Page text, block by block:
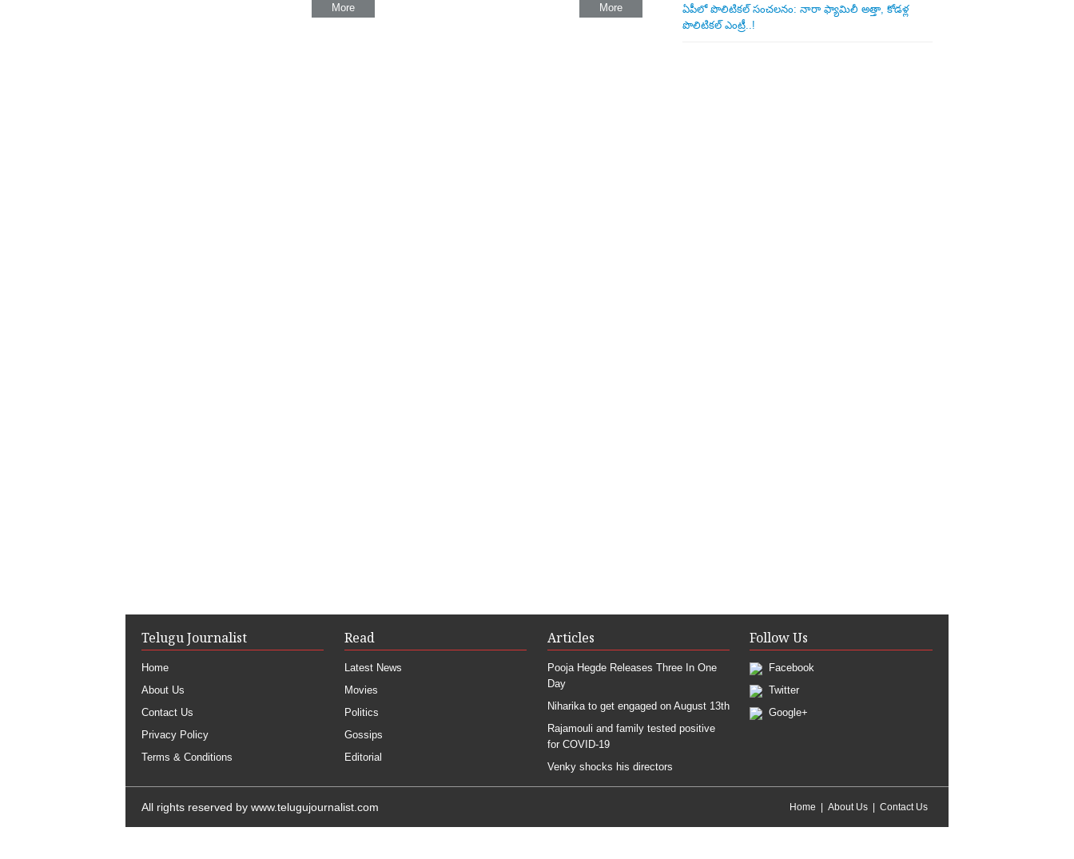
More More
ఏపీలో పొలిటిక‌ల్ సంచ‌ల‌నం: నారా ఫ్యామిలీ అత్తా, కోడ‌ళ్ల
పొలిటికల్ ఎంట్రీ..!
Telugu Journalist
Home
About Us
Contact Us
Privacy Policy
Terms & Conditions
Read
Latest News
Movies
Politics
Gossips
Editorial
Articles
Pooja Hegde Releases Three In One
Day
Niharika to get engaged on August 13th
Rajamouli and family tested positive
for COVID-19
Venky shocks his directors
Follow Us
Facebook
Twitter
Google+
Home About Us Contact Us
All rights reserved by www.telugujournalist.com